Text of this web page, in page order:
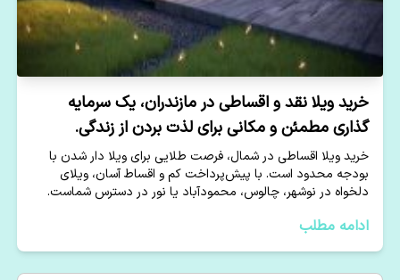
خرید ویلا نقد و اقساطی در مازندران، یک سرمایه
گذاری مطمئن و مکانی برای لذت بردن از زندگی.
خرید ویلا اقساطی در شمال، فرصت طلایی برای ویلا دار شدن با
بودجه محدود است. با پیش‌پرداخت کم و اقساط آسان، ویلای
دلخواه در نوشهر، چالوس، محمودآباد یا نور در دسترس شماست.
ادامه مطلب